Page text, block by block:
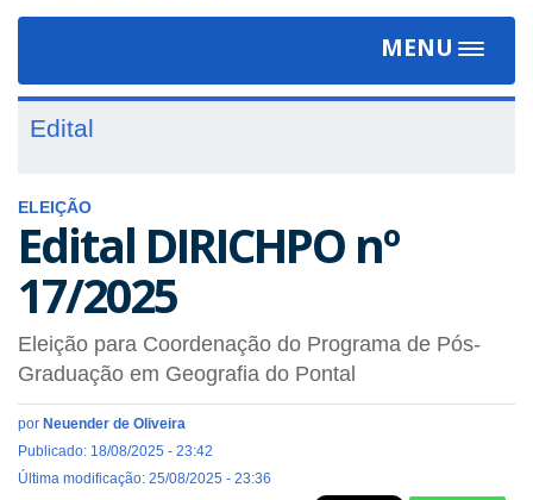
MENU
Toggle
Edital
ELEIÇÃO
Edital DIRICHPO nº
17/2025
Eleição para Coordenação do Programa de Pós-
Graduação em Geografia do Pontal
por Neuender de Oliveira
Publicado: 18/08/2025 - 23:42
Última modificação: 25/08/2025 - 23:36